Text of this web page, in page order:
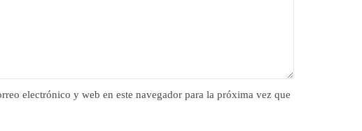
electrónico y web en este navegador para la próxima vez que